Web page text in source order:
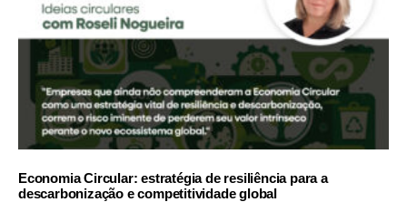
Economia Circular: estratégia de resiliência para a
descarbonização e competitividade global